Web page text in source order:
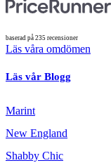
baserad på 235 recensioner
Läs våra omdömen
Läs vår Blogg
Marint
New England
Shabby Chic